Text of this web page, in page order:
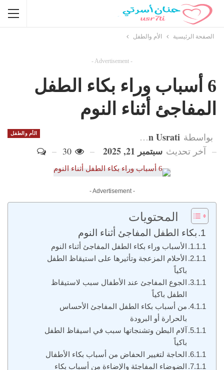
الصفحة الرئيسية الأم والطفل
- Advertisement -
6 أسباب وراء بكاء الطفل
المفاجئ أثناء النوم
الأم والطفل بواسطة Hanan Usrati
آخر تحديث سبتمبر 21, 2025
- Advertisement -
المحتويات
بكاء الطفل المفاجئ أثناء النوم
الأسباب وراء بكاء الطفل المفاجئ أثناء النوم
الأحلام المزعجة وتأثيرها على استيقاظ الطفل
باكياً
الجوع المفاجئ عند الأطفال سبب لاستيقاظ
الطفل باكياً
من أسباب بكاء الطفل المفاجئ الأحساس
بالحرارة أو البرودة
آلام البطن وتشنجاتها سبب في اسيقاظ الطفل
باكياً
الحاجة لتغيير الحفاض من أسباب بكاء الأطفال
الضوضاء المفاجئة والإضاءة من أسباب بكاء